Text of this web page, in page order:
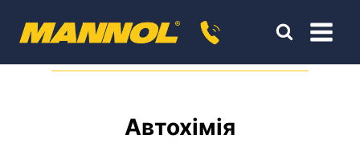
Автохімія